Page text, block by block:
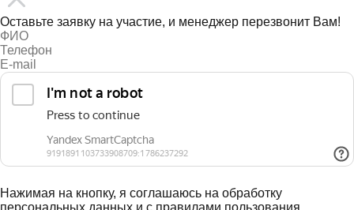
Оставьте заявку на участие, и менеджер перезвонит Вам!
Нажимая на кнопку, я соглашаюсь на обработку